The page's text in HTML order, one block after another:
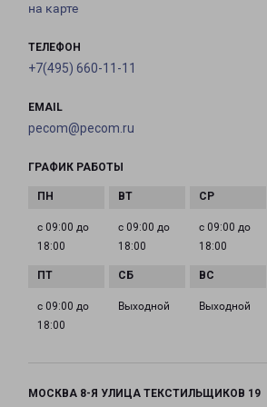
на карте
ТЕЛЕФОН
+7(495) 660-11-11
EMAIL
pecom@pecom.ru
ГРАФИК РАБОТЫ
с 09:00 до
18:00
с 09:00 до
18:00
с 09:00 до
18:00
с 09:00 до
18:00
Выходной Выходной
МОСКВА 8-Я УЛИЦА ТЕКСТИЛЬЩИКОВ 19